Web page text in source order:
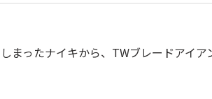
ったナイキから、TWブレードアイア